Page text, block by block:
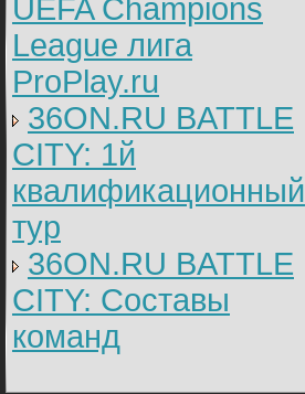
UEFA Champions
League лига
ProPlay.ru
36ON.RU BATTLE
CITY: 1й
квалификационный
тур
36ON.RU BATTLE
CITY: Составы
команд